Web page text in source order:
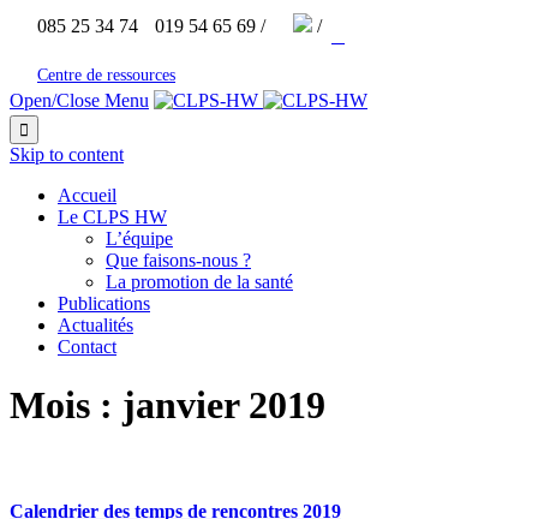
085 25 34 74 019 54 65 69 / /
Centre de ressources
Open/Close Menu

Skip to content
Accueil
Le CLPS HW
L’équipe
Que faisons-nous ?
La promotion de la santé
Publications
Actualités
Contact
Mois : janvier 2019
Calendrier des temps de rencontres 2019